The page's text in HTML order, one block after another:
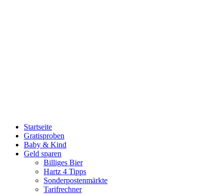
Startseite
Gratisproben
Baby & Kind
Geld sparen
Billiges Bier
Hartz 4 Tipps
Sonderpostenmärkte
Tarifrechner